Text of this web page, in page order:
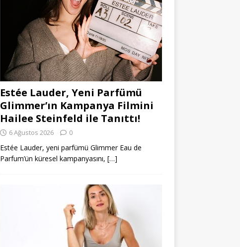
Estée Lauder, Yeni Parfümü
Glimmer’ın Kampanya Filmini
Hailee Steinfeld ile Tanıttı!
6 Ağustos 2026 0
Estée Lauder, yeni parfümü Glimmer Eau de
Parfum’ün küresel kampanyasını, […]